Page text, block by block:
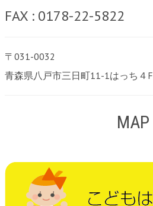
FAX : 0178-22-5822
〒031-0032
青森県八戸市三日町11-1はっち４F
MAP